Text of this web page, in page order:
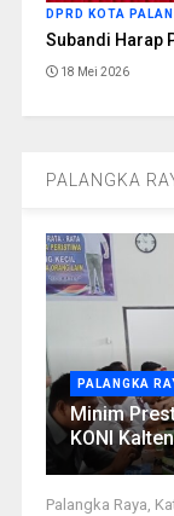
DPRD KOTA
Subandi Harap
18 Mei 2026
PALANGKA
PALANGKA
Minim
KONI
Palangka Raya,